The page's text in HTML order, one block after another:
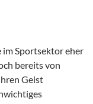
im Sportsektor eher
bereits von
Geist